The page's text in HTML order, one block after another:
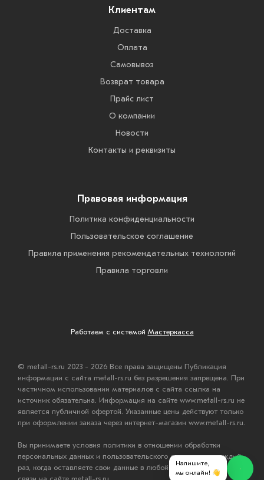
Клиентам
Доставка
Оплата
Самовывоз
Возврат товара
Прайс лист
О компании
Новости
Контакты и реквизиты
Правовая информация
Политика конфиденциальности
Пользовательское соглашение
Правила применения рекомендательных технологий
Правила торговли
Работаем с системой Мастеркасса
© metall-rs.ru 2023 - 2026 Все права защищены Публикация
информации с сайта metall-rs.ru без разрешения запрещена. При
частичном использовании материалов с сайта ссылка на
источник обязательна. Информация на сайте www.metall-rs.ru не
является публичной офертой. Указанные цены действуют только
при оформлении заказа через интернет-магазин www.metall-rs.ru.
Вы принимаете условия политики в отношении обработки
персональных данных и пользовательского соглашения каждый
раз, когда оставляете свои данные в любой форме обратной
Напишите,
мы онлайн! 👋